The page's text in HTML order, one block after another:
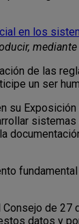
en los
de las
un ser
su
de
datos y